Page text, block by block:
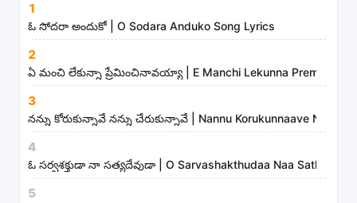
o
n
g
s
,
a
r
t
1
ఓ సోదరా అందుకో | O Sodara Anduko Song Lyrics
2
ఏ మంచి లేకున్నా ప్రేమించినావయ్యా | E Manchi Lekunna
3
నన్ను కోరుకున్నావే నన్ను చేరుకున్నావే | Nannu Korukunnaave Nannu
4
ఓ సర్వశక్తుడా నా సత్యదేవుడా | O Sarvashakthudaa Naa
5